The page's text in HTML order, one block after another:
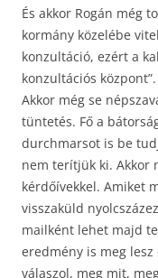
És akkor Rogán még
kormány közelébe
konzultáció, ezért a
konzultációs
Akkor még se
tüntetés. Fő a
durchmarsot is be
nem terítjük ki. Akkor
kérdőívekkel. Amiket
visszaküld
mailként lehet majd
eredmény is meg
válaszol, meg mit,